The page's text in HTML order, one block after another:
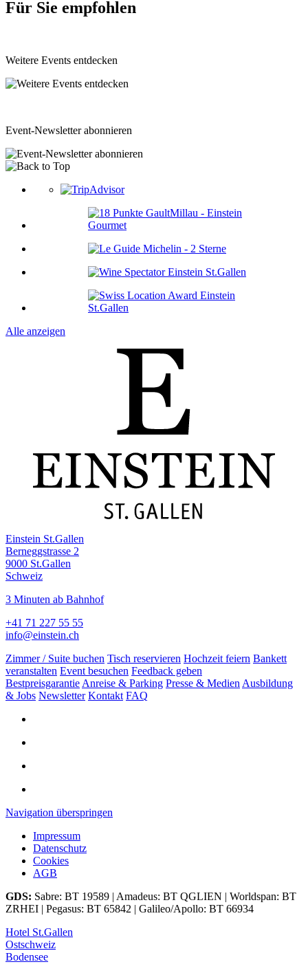
Für Sie empfohlen
Weitere Events entdecken
Event-Newsletter abonnieren
Alle anzeigen
Einstein St.Gallen
Berneggstrasse 2
9000 St.Gallen
Schweiz
3 Minuten ab Bahnhof
+41 71 227 55 55
info@einstein.ch
Zimmer / Suite buchen Tisch reservieren Hochzeit feiern Bankett
veranstalten Event besuchen Feedback geben
Bestpreisgarantie Anreise & Parking Presse & Medien Ausbildung
& Jobs Newsletter Kontakt FAQ
Navigation überspringen
Impressum
Datenschutz
Cookies
AGB
GDS: Sabre: BT 19589 | Amadeus: BT QGLIEN | Worldspan: BT
ZRHEI | Pegasus: BT 65842 | Galileo/Apollo: BT 66934
Hotel St.Gallen
Ostschweiz
Bodensee